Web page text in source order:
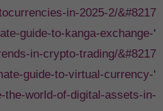
in-2025-2/&#8217
‘
guide-to-kanga-exchange-
in-crypto-trading/&#8217
‘
guide-to-virtual-currency-
the-world-of-digital-assets-in-